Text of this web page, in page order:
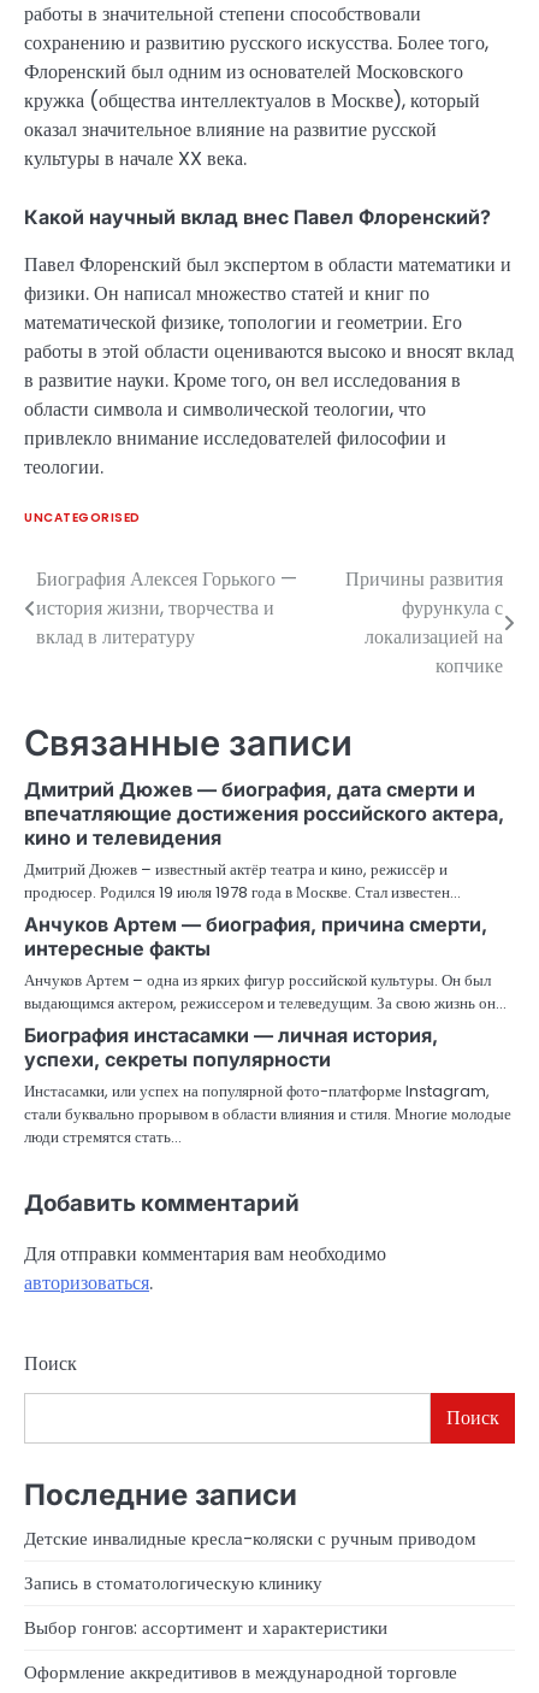
работы в значительной степени способствовали
сохранению и развитию русского искусства. Более того,
Флоренский был одним из основателей Московского
кружка (общества интеллектуалов в Москве), который
оказал значительное влияние на развитие русской
культуры в начале XX века.
Какой научный вклад внес Павел Флоренский?
Павел Флоренский был экспертом в области математики и
физики. Он написал множество статей и книг по
математической физике, топологии и геометрии. Его
работы в этой области оцениваются высоко и вносят вклад
в развитие науки. Кроме того, он вел исследования в
области символа и символической теологии, что
привлекло внимание исследователей философии и
теологии.
UNCATEGORISED
Навигация
по
Биография Алексея Горького —
история жизни, творчества и
вклад в литературу
Причины развития
фурункула с
локализацией на
копчике
Связанные записи
Дмитрий Дюжев — биография, дата смерти и
впечатляющие достижения российского актера,
кино и телевидения
Дмитрий Дюжев – известный актёр театра и кино, режиссёр и
продюсер. Родился 19 июля 1978 года в Москве. Стал известен…
Анчуков Артем — биография, причина смерти,
интересные факты
Анчуков Артем – одна из ярких фигур российской культуры. Он был
выдающимся актером, режиссером и телеведущим. За свою жизнь он…
Биография инстасамки — личная история,
успехи, секреты популярности
Инстасамки, или успех на популярной фото-платформе Instagram,
стали буквально прорывом в области влияния и стиля. Многие молодые
люди стремятся стать…
Добавить комментарий
Для отправки комментария вам необходимо
авторизоваться.
Поиск
Поиск
Последние записи
Детские инвалидные кресла-коляски с ручным приводом
Запись в стоматологическую клинику
Выбор гонгов: ассортимент и характеристики
Оформление аккредитивов в международной торговле